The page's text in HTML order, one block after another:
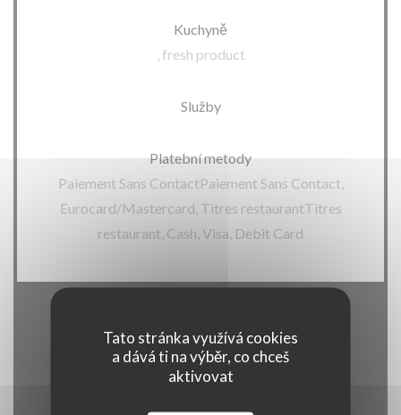
Tato stránka využívá cookies
a dává ti na výběr, co chceš
aktivovat
Kuchyně
, fresh product
Služby
Platební metody
Paiement Sans ContactPaiement Sans Contact,
Eurocard/Mastercard, Titres restaurantTitres
restaurant, Cash, Visa, Debit Card
Otevírací hodiny